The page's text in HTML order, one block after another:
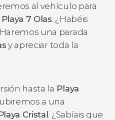
al vehículo para
7 Olas. ¿Habéis
una parada
y apreciar toda la
hasta la Playa
a una
Cristal. ¿Sabíais que